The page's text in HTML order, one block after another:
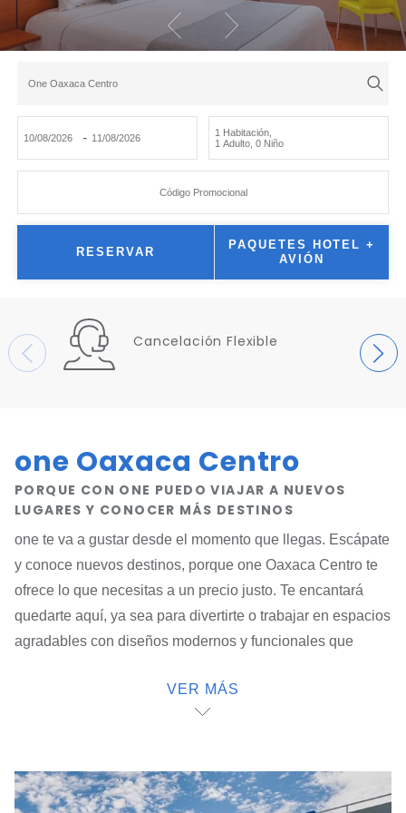
One Oaxaca Centro
- 1 Habitación
1 Adulto 0 Niño
Código Promocional
RESERVAR
PAQUETES HOTEL +
AVIÓN
Cancelación Flexible
one Oaxaca Centro
PORQUE CON ONE PUEDO VIAJAR A NUEVOS
LUGARES Y CONOCER MÁS DESTINOS
one te va a gustar desde el momento que llegas. Escápate
y conoce nuevos destinos, porque one Oaxaca Centro te
ofrece lo que necesitas a un precio justo. Te encantará
quedarte aquí, ya sea para divertirte o trabajar en espacios
agradables con diseños modernos y funcionales que
acceso, seguridad y atención 24/7 cada día del año.
Podrás visitar más lugares en la ciudad, estamos muy bien
a sólo 10 minutos de las principales zonas de comercio de
Oaxaca y a 8 km del aeropuerto internacional.
VER MÁS